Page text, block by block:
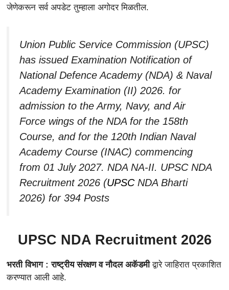
जेणेकरून सर्व अपडेट तुम्हाला अगोदर मिळतील.
Union Public Service Commission (UPSC)
has issued Examination Notification of
National Defence Academy (NDA) & Naval
Academy Examination (II) 2026. for
admission to the Army, Navy, and Air
Force wings of the NDA for the 158th
Course, and for the 120th Indian Naval
Academy Course (INAC) commencing
from 01 July 2027. NDA NA-II. UPSC NDA
Recruitment 2026 (UPSCNDA Bharti
2026) for 394 Posts
UPSC NDA Recruitment 2026
भरती विभाग : राष्ट्रीय संरक्षण व नौदल अकॅडमीद्वारे जाहिरात प्रकाशित
करण्यात आली आहे.